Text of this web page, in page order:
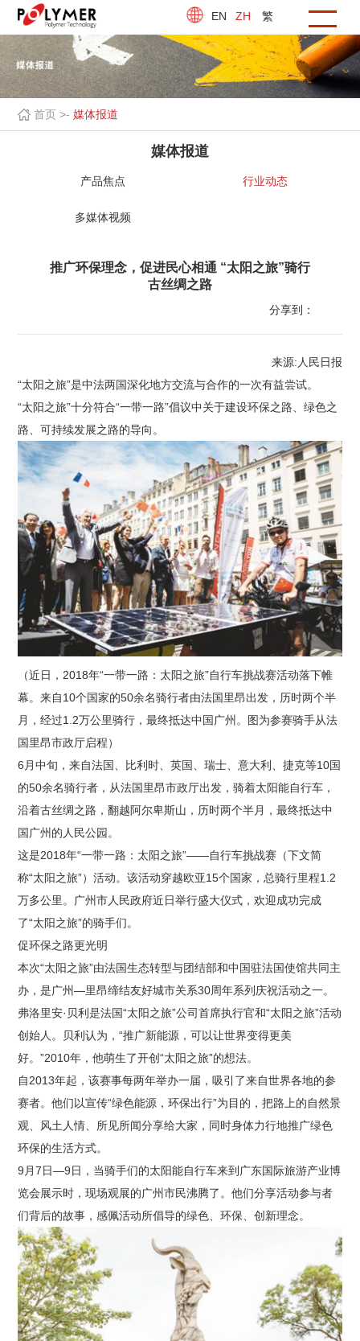
EN ZH 繁
首页 >-媒体报道
媒体报道
产品焦点 行业动态
多媒体视频
推广环保理念，促进民心相通 “太阳之旅”骑行
古丝绸之路
分享到：
来源:人民日报
“太阳之旅”是中法两国深化地方交流与合作的一次有益尝试。
“太阳之旅”十分符合“一带一路”倡议中关于建设环保之路、绿色之
路、可持续发展之路的导向。
（近日，2018年“一带一路：太阳之旅”自行车挑战赛活动落下帷
幕。来自10个国家的50余名骑行者由法国里昂出发，历时两个半
月，经过1.2万公里骑行，最终抵达中国广州。图为参赛骑手从法
国里昂市政厅启程）
6月中旬，来自法国、比利时、英国、瑞士、意大利、捷克等10国
的50余名骑行者，从法国里昂市政厅出发，骑着太阳能自行车，
沿着古丝绸之路，翻越阿尔卑斯山，历时两个半月，最终抵达中
国广州的人民公园。
这是2018年“一带一路：太阳之旅”——自行车挑战赛（下文简
称“太阳之旅”）活动。该活动穿越欧亚15个国家，总骑行里程1.2
万多公里。广州市人民政府近日举行盛大仪式，欢迎成功完成
了“太阳之旅”的骑手们。
促环保之路更光明
本次“太阳之旅”由法国生态转型与团结部和中国驻法国使馆共同主
办，是广州—里昂缔结友好城市关系30周年系列庆祝活动之一。
弗洛里安·贝利是法国“太阳之旅”公司首席执行官和“太阳之旅”活动
创始人。贝利认为，“推广新能源，可以让世界变得更美
好。”2010年，他萌生了开创“太阳之旅”的想法。
自2013年起，该赛事每两年举办一届，吸引了来自世界各地的参
赛者。他们以宣传“绿色能源，环保出行”为目的，把路上的自然景
观、风土人情、所见所闻分享给大家，同时身体力行地推广绿色
环保的生活方式。
9月7日—9日，当骑手们的太阳能自行车来到广东国际旅游产业博
览会展示时，现场观展的广州市民沸腾了。他们分享活动参与者
们背后的故事，感佩活动所倡导的绿色、环保、创新理念。